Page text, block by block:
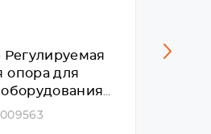
Регулируемая
опора для
оборудования
кг)
SCns